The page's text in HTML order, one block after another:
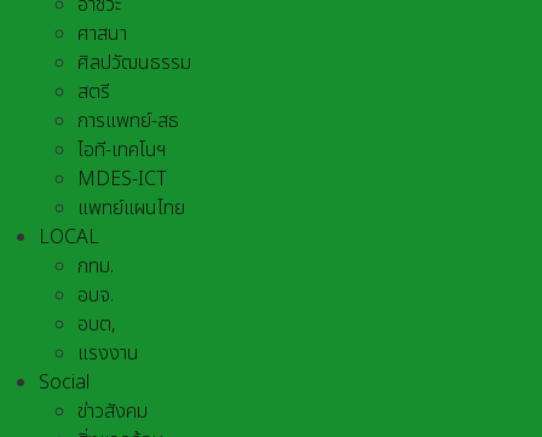
ศาสนา
ศิลปวัฒนธรรม
สตรี
การแพทย์-สธ
ไอที-เทคโนฯ
MDES-ICT
แพทย์แผนไทย
LOCAL
กทม.
อบจ.
อบต,
แรงงาน
Social
ข่าวสังคม